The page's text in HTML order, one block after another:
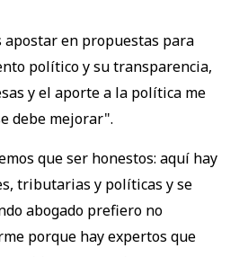
apostar en propuestas para
político y su transparencia,
y el aporte a la política me
debe mejorar".
que ser honestos: aquí hay
tributarias y políticas y se
abogado prefiero no
porque hay expertos que